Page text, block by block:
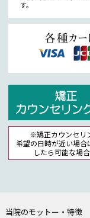
す。
※矯正カウンセリ
希望の日時が近い場合
したら可能な場
当院のモットー・特徴